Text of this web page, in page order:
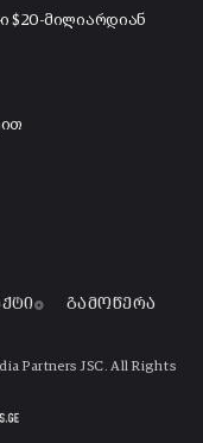
$20-მილიარდიან
გამოწერა
Partners JSC. All Rights